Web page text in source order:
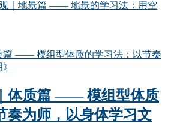
观｜地景篇 —— 地景的学习法：用空
体质篇 —— 模组型体质
奏为师，以身体学习文